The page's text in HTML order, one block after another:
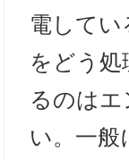
電して
をどう
るのは
い。一